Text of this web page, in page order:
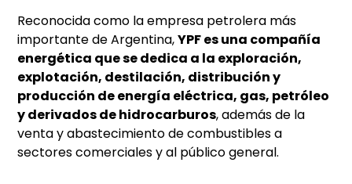
Reconocida como la empresa petrolera más
importante de Argentina,YPF es una compañía
energética que se dedica a la exploración,
explotación, destilación, distribución y
producción de energía eléctrica, gas, petróleo
y derivados de hidrocarburos, además de la
venta y abastecimiento de combustibles a
sectores comerciales y al público general.